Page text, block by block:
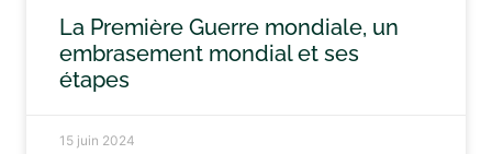
La Première Guerre mondiale, un
embrasement mondial et ses
étapes
15 juin 2024